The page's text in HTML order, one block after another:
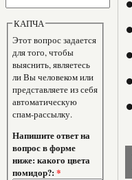
КАПЧА
Этот вопрос задается
для того, чтобы
выяснить, являетесь
ли Вы человеком или
представляете из себя
автоматическую
спам-рассылку.
Напишите ответ на
вопрос в форме
ниже: какого цвета
помидор?:*